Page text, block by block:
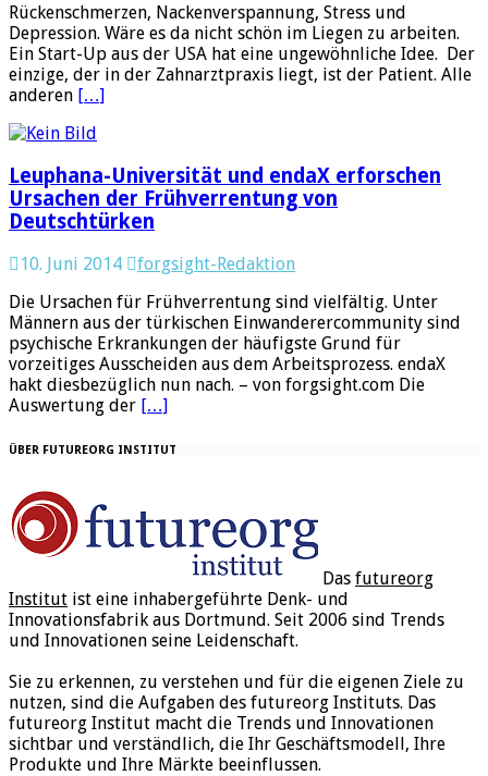
Rückenschmerzen, Nackenverspannung, Stress und
Depression. Wäre es da nicht schön im Liegen zu arbeiten.
Ein Start-Up aus der USA hat eine ungewöhnliche Idee. Der
einzige, der in der Zahnarztpraxis liegt, ist der Patient. Alle
anderen […]
Leuphana-Universität und endaX erforschen
Ursachen der Frühverrentung von
Deutschtürken
10. Juni 2014
forgsight-Redaktion
Die Ursachen für Frühverrentung sind vielfältig. Unter
Männern aus der türkischen Einwanderercommunity sind
psychische Erkrankungen der häufigste Grund für
vorzeitiges Ausscheiden aus dem Arbeitsprozess. endaX
hakt diesbezüglich nun nach. – von forgsight.com Die
Auswertung der […]
ÜBER FUTUREORG INSTITUT
Das futureorg
Institut ist eine inhabergeführte Denk- und
Innovationsfabrik aus Dortmund. Seit 2006 sind Trends
und Innovationen seine Leidenschaft.
Sie zu erkennen, zu verstehen und für die eigenen Ziele zu
nutzen, sind die Aufgaben des futureorg Instituts. Das
futureorg Institut macht die Trends und Innovationen
sichtbar und verständlich, die Ihr Geschäftsmodell, Ihre
Produkte und Ihre Märkte beeinflussen.